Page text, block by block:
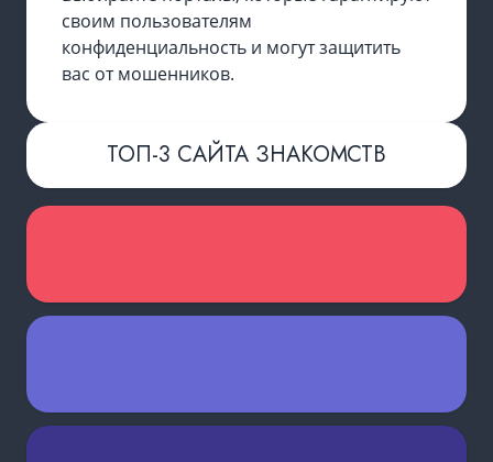
своим пользователям
конфиденциальность и могут защитить
вас от мошенников.
ТОП-3 САЙТА ЗНАКОМСТВ